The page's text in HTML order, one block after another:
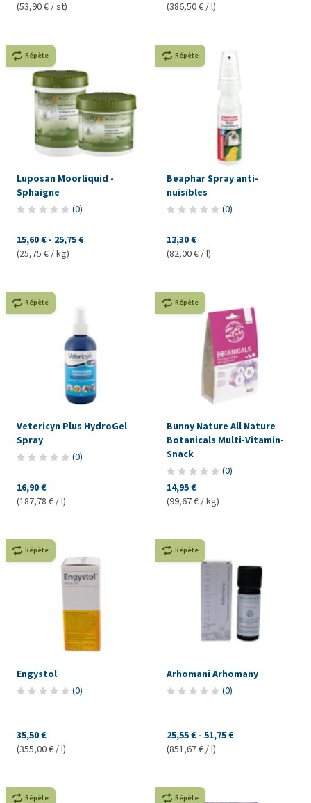
(53,90 € / st)
(386,50 € / l)
Répète
Luposan Moorliquid -
Sphaigne
(0)
15,60 € - 25,75 €
(25,75 € / kg)
Répète
Beaphar Spray anti-
nuisibles
(0)
12,30 €
(82,00 € / l)
Répète
Vetericyn Plus HydroGel
Spray
(0)
16,90 €
(187,78 € / l)
Répète
Bunny Nature All Nature
Botanicals Multi-Vitamin-
Snack
(0)
14,95 €
(99,67 € / kg)
Répète
Engystol
(0)
35,50 €
(355,00 € / l)
Répète
Arhomani Arhomany
(0)
25,55 € - 51,75 €
(851,67 € / l)
Répète Répète